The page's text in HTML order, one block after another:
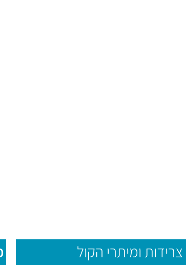
צרידות ומיתרי הקול